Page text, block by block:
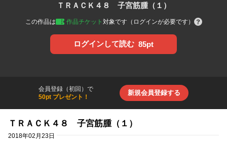
ＴＲＡＣＫ４８ 子宮筋腫（１）
この作品は 作品チケット 対象です（ログインが必要です）
ログインして読む 85pt
会員登録（初回）で
50pt プレゼント！
新規会員登録する
ＴＲＡＣＫ４８ 子宮筋腫（１）
2018年02月23日